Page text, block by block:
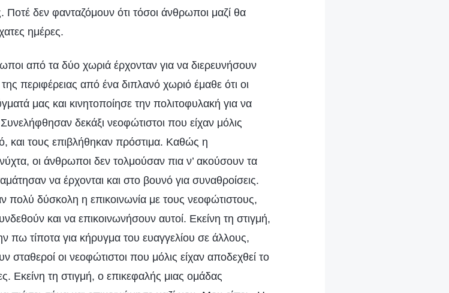
δεν φανταζόμουν ότι τόσοι άνθρωποι μαζί θα
ημέρες.
από τα δύο χωριά έρχονταν για να διερευνήσουν
περιφέρειας από ένα διπλανό χωριό έμαθε ότι οι
μας και κινητοποίησε την πολιτοφυλακή για να
δεκάξι νεοφώτιστοι που είχαν μόλις
και τους επιβλήθηκαν πρόστιμα. Καθώς η
οι άνθρωποι δεν τολμούσαν πια ν’ ακούσουν τα
να έρχονται και στο βουνό για συναθροίσεις.
πολύ δύσκολη η επικοινωνία με τους νεοφώτιστους,
και να επικοινωνήσουν αυτοί. Εκείνη τη στιγμή,
πω τίποτα για κήρυγμα του ευαγγελίου σε άλλους,
οι νεοφώτιστοι που μόλις είχαν αποδεχθεί το
Εκείνη τη στιγμή, ο επικεφαλής μιας ομάδας